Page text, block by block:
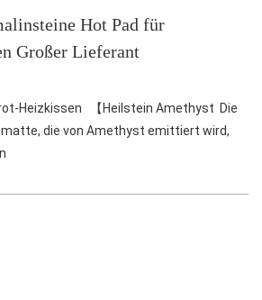
​​Hot Pad für
Großer Lieferant
Heizkissen 【Heilstein Amethyst Die
die von Amethyst emittiert wird,